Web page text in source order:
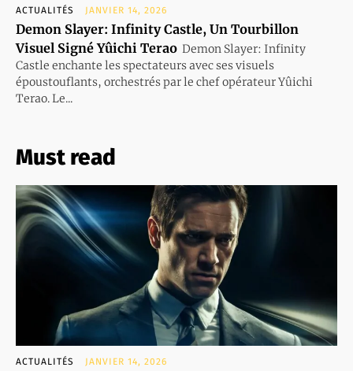
ACTUALITÉS JANVIER 14, 2026
Demon Slayer: Infinity Castle, Un Tourbillon
Visuel Signé Yûichi Terao Demon Slayer: Infinity
Castle enchante les spectateurs avec ses visuels
époustouflants, orchestrés par le chef opérateur Yûichi
Terao. Le...
Must read
ACTUALITÉS JANVIER 14, 2026